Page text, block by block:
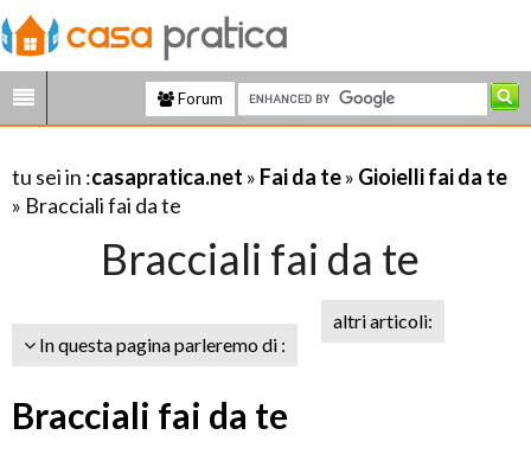
Forum
tu sei in :casapratica.net » Fai da te» Gioielli fai da te
» Bracciali fai da te
Bracciali fai da te
In questa pagina parleremo di :
altri articoli:
Bracciali fai da te